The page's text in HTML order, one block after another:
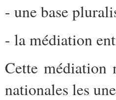
- une base
- la médiation
Cette médiation
nationales les